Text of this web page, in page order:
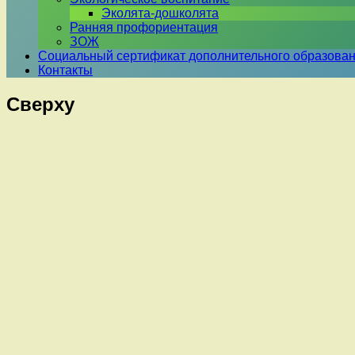
Эколята-дошколята
Ранняя профориентация
ЗОЖ
Социальный сертификат дополнительного
Контакты
Сверху